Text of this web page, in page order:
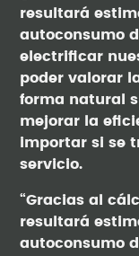
resultará
autoconsumo
electrificar
poder valorar
forma natural
mejorar la
importar si se
servicio.
“Gracias al
resultará
autoconsumo